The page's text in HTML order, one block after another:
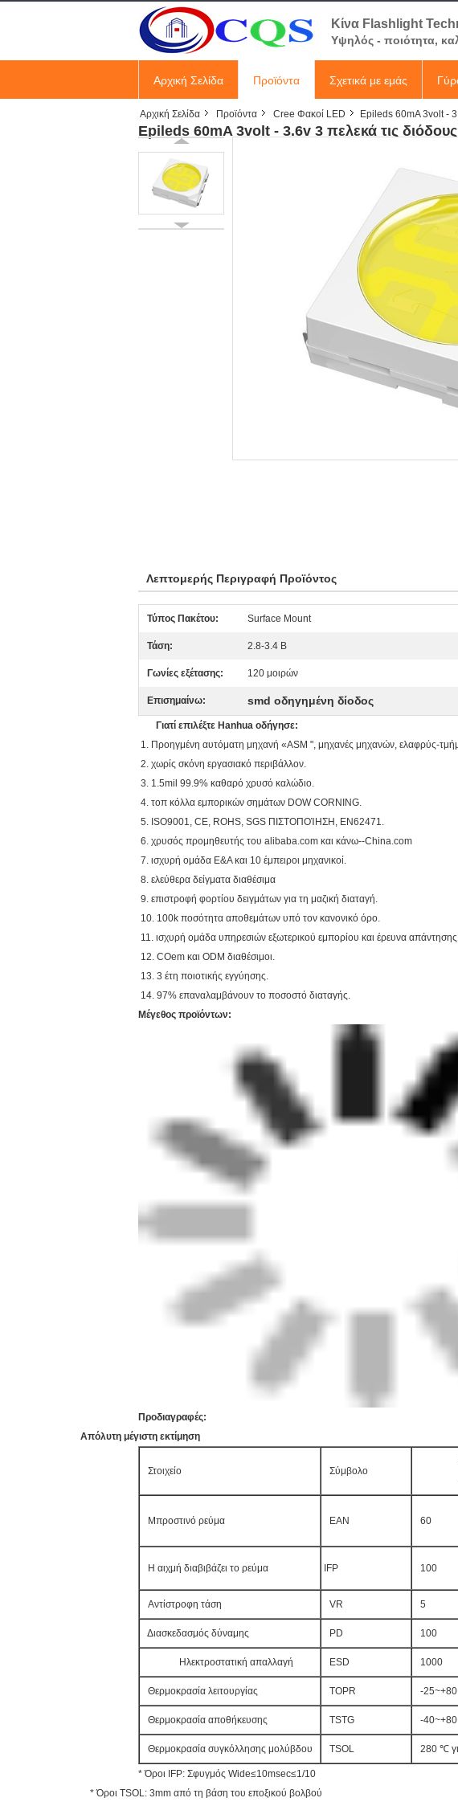
Κίνα Flashlight
Υψηλός - ποιότητα,
Αρχική Σελίδα Προϊόντα Σχετικά με εμάς
Αρχική Σελίδα Προϊόντα Cree Φακοί LED Epileds 60mA 3volt -
Epileds 60mA 3volt - 3.6v 3 πελεκά τις
Λεπτομερής Περιγραφή Προϊόντος
Τύπος Πακέτου: Surface Mount
Τάση: 2.8-3.4 Β
Γωνίες εξέτασης: 120 μοιρών
Επισημαίνω: smd οδηγημένη δίοδος
Γιατί επιλέξτε Hanhua οδήγησε:
1. Προηγμένη αυτόματη μηχανή «ASM ", μηχανές μηχανών, ελαφρύς-
2. χωρίς σκόνη εργασιακό περιβάλλον.
3. 1.5mil 99.9% καθαρό χρυσό καλώδιο.
4. τοπ κόλλα εμπορικών σημάτων DOW CORNING.
5. ISO9001, CE, ROHS, SGS ΠΙΣΤΟΠΟΊΗΣΗ, EN62471.
6. χρυσός προμηθευτής του alibaba.com και κάνω--China.com
7. ισχυρή ομάδα Ε&Α και 10 έμπειροι μηχανικοί.
8. ελεύθερα δείγματα διαθέσιμα
9. επιστροφή φορτίου δειγμάτων για τη μαζική διαταγή.
10. 100k ποσότητα αποθεμάτων υπό τον κανονικό όρο.
11. ισχυρή ομάδα υπηρεσιών εξωτερικού εμπορίου και έρευνα
12. COem και ODM διαθέσιμοι.
13. 3 έτη ποιοτικής εγγύησης.
14. 97% επαναλαμβάνουν το ποσοστό διαταγής.
Μέγεθος προϊόντων:
Προδιαγραφές:
Απόλυτη μέγιστη εκτίμηση
Στοιχείο Σύμβολο
Μπροστινό ρεύμα ΕΑΝ 60
Η αιχμή διαβιβάζει το ρεύμα IFP 100
Αντίστροφη τάση VR 5
Διασκεδασμός δύναμης PD 100
Ηλεκτροστατική απαλλαγή ESD 1000
Θερμοκρασία λειτουργίας TOPR -25~+80
Θερμοκρασία αποθήκευσης TSTG -40~+80
Θερμοκρασία συγκόλλησης μολύβδου TSOL 280 ℃
* Όροι IFP: Σφυγμός Wide≤10msec≤1/10
* Όροι TSOL: 3mm από τη βάση του εποξικού βολβού